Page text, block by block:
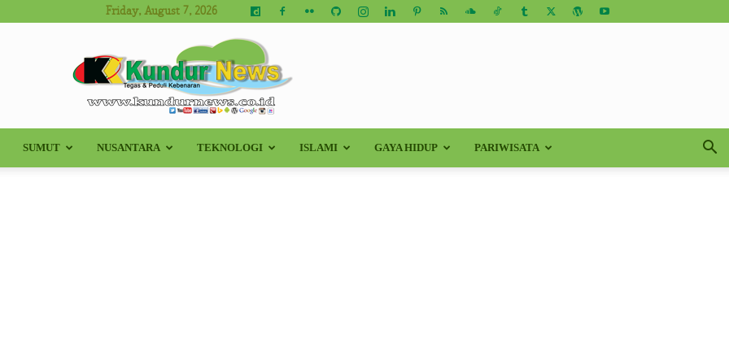
Friday, August 7, 2026
Kundur
SUMUT NUSANTARA TEKNOLOGI ISLAMI GAYA HIDUP PARIWISATA